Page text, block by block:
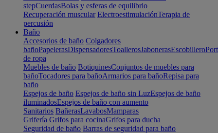
stepCuerdasBolas y esferas de equilibrio
Recuperación muscular ElectroestimulaciónTerapia de
percusión
Baño
Accesorios de baño Colgadores
bañoPapelerasDispensadoresToallerosJabonerasEscobillero
de ropa
Muebles de baño BotiquinesConjuntos de muebles para
bañoTocadores para bañoArmarios para bañoRepisa para
baño
Espejos de baño Espejos de baño sin LuzEspejos de baño
iluminadosEspejos de baño con aumento
Sanitarios BañerasLavabosMamparas
Grifería Grifos para cocinaGrifos para ducha
Seguridad de baño Barras de seguridad para baño